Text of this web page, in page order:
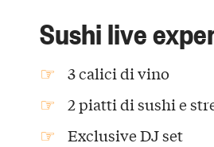
Sushi live
3 calici di vino
2 piatti di sushi e
Exclusive DJ set